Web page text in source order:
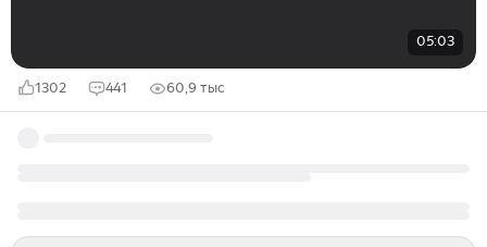
05:03
1302 441 60,9 тыс